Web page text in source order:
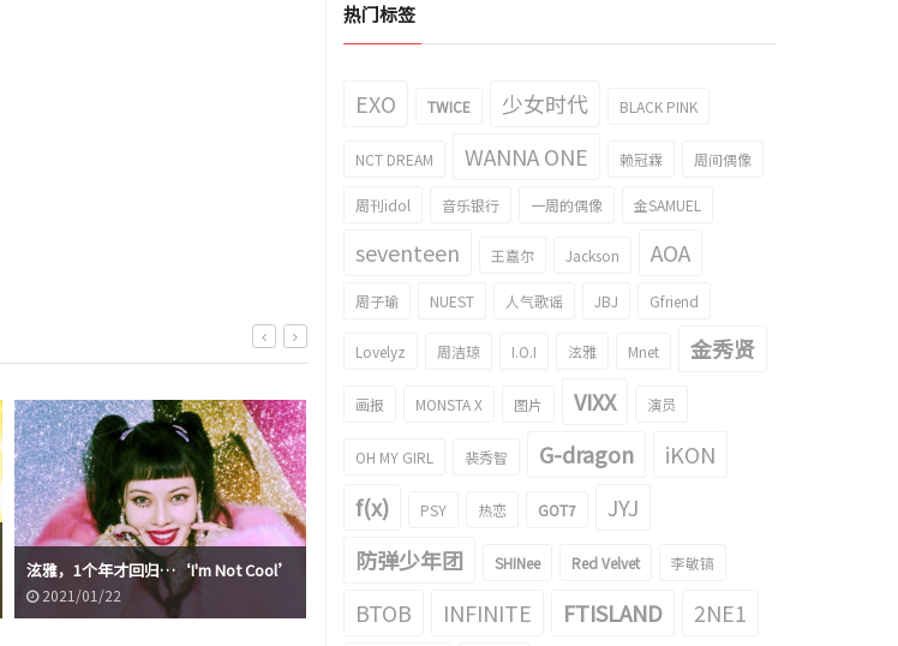
泫雅，1个年才回归…‘I'm Not Cool’
2021/01/22
泫雅和DAWN的亲亲&背打包照片引起
了话题！
题！
热门标签
EXO TWICE 少女时代 BLACK PINK
NCT DREAM WANNA ONE 赖冠霖 周间偶像
周刊idol 音乐银行 一周的偶像 金SAMUEL
seventeen 王嘉尔 Jackson AOA
周子瑜 NUEST 人气歌谣 JBJ Gfriend
Lovelyz 周洁琼 I.O.I 泫雅 Mnet 金秀贤
画报 MONSTA X 图片 VIXX 演员
OH MY GIRL 裴秀智 G-dragon
iKON
f(x)
PSY 热恋 GOT7
JYJ
防弹少年团
SHINee Red Velvet 李敏镐
BTOB INFINITE FTISLAND
2NE1